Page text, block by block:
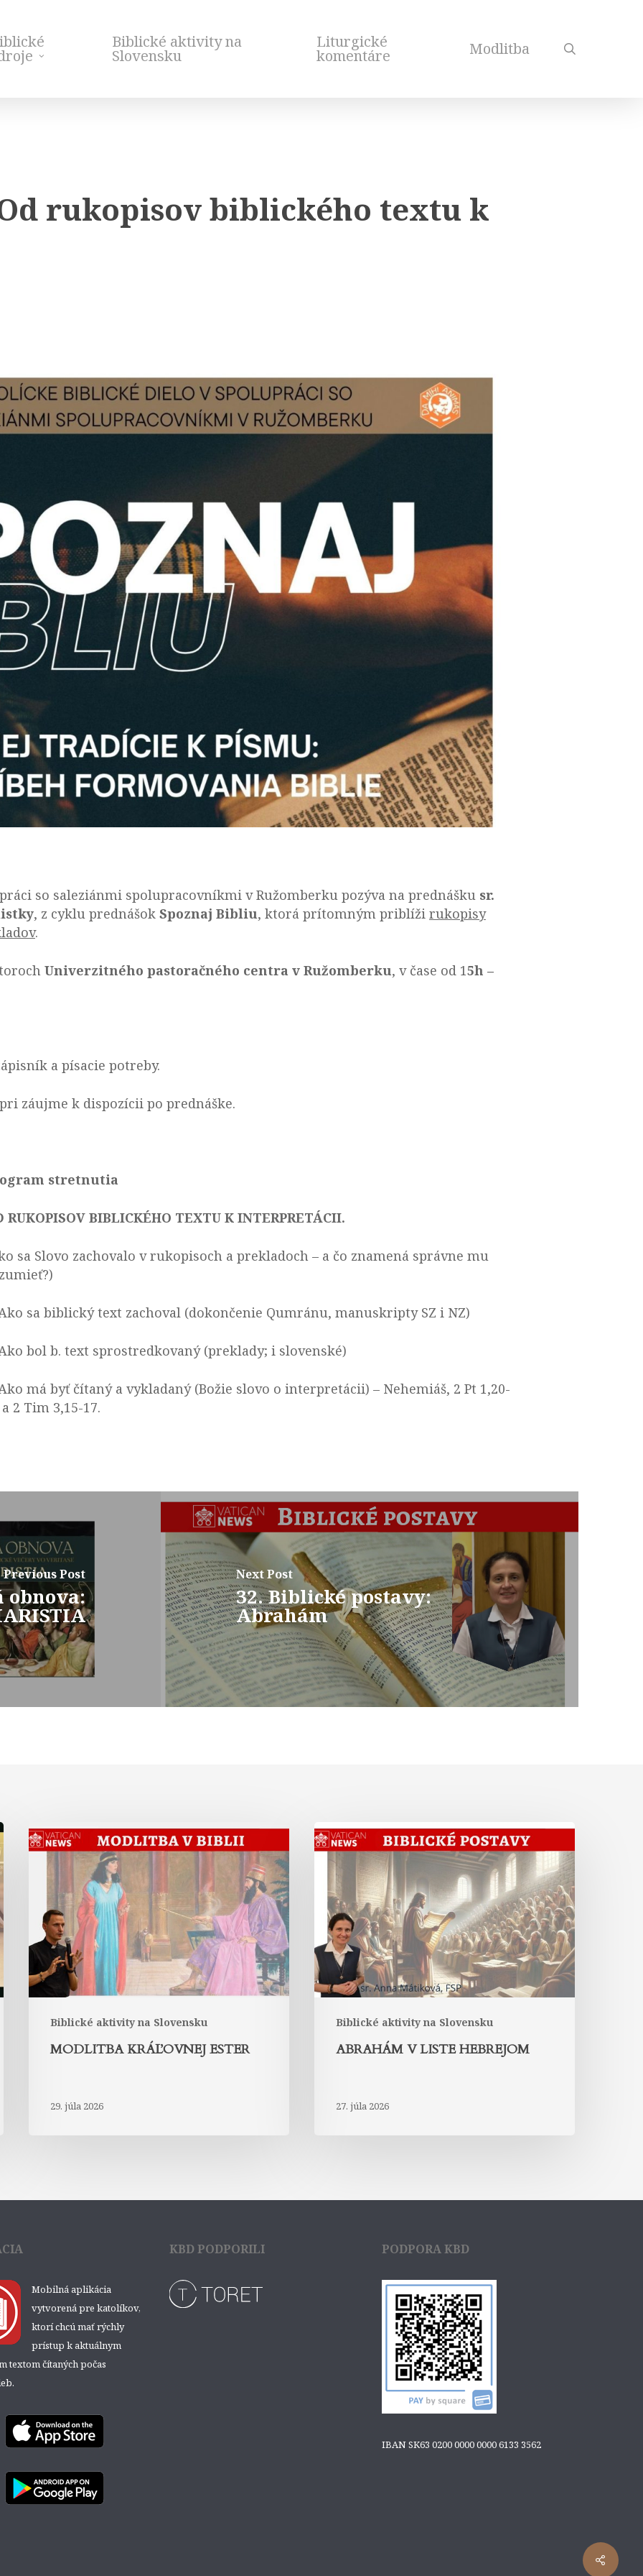
Biblické aktivity na
Slovensku
Liturgické
komentáre Modlitba
rukopisov biblického textu k
so saleziánmi spolupracovníkmi v Ružomberku pozýva na prednášku sr.
, z cyklu prednášok Spoznaj Bibliu, ktorá prítomným priblíži rukopisy
.
Univerzitného pastoračného centra v Ružomberku, v čase od 15h –
a písacie potreby.
záujme k dispozícii po prednáške.
stretnutia
RUKOPISOV BIBLICKÉHO TEXTU K INTERPRETÁCII.
sa Slovo zachovalo v rukopisoch a prekladoch – a čo znamená správne mu
sa biblický text zachoval (dokončenie Qumránu, manuskripty SZ i NZ)
bol b. text sprostredkovaný (preklady; i slovenské)
má byť čítaný a vykladaný (Božie slovo o interpretácii) – Nehemiáš, 2 Pt 1,20-
a 2 Tim 3,15-17.
Previous Post
obnova:
Next Post
32. Biblické postavy:
Abrahám
Biblické aktivity na Slovensku
Modlitba
kráľovnej
Ester
MODLITBA KRÁĽOVNEJ ESTER
29. júla 2026
Biblické aktivity na Slovensku
Abrahám
v
Liste
Hebrejom
ABRAHÁM V LISTE HEBREJOM
27. júla 2026
Mobilná aplikácia
vytvorená pre katolíkov,
ktorí chcú mať rýchly
prístup k aktuálnym
textom čítaných počas
KBD PODPORILI PODPORA KBD
IBAN SK63 0200 0000 0000 6133 3562